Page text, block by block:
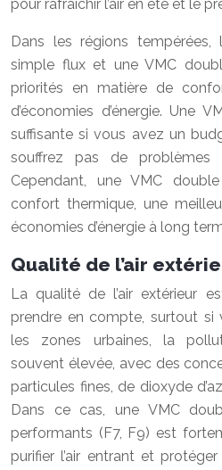
pour rafraîchir l’air en été et le
Dans les régions
simple flux et une VMC
priorités en matière de
d’économies d’énergie. Une
suffisante si vous avez un
souffrez pas de problèmes
Cependant, une VMC
confort thermique, une
économies d’énergie à long
Qualité de l’air
La qualité de l’air extérieur
prendre en compte, surtout si
les zones urbaines, la
souvent élevée, avec des
particules fines, de dioxyde
Dans ce cas, une VMC
performants (F7, F9) est
purifier l’air entrant et